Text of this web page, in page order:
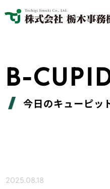
B-
今日のキューピッ
2025.08.18